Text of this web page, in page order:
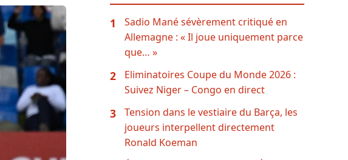
1
Sadio Mané sévèrement critiqué en
Allemagne : « Il joue uniquement parce
que… »
2
Eliminatoires Coupe du Monde 2026 :
Suivez Niger – Congo en direct
3
Tension dans le vestiaire du Barça, les
joueurs interpellent directement
Ronald Koeman